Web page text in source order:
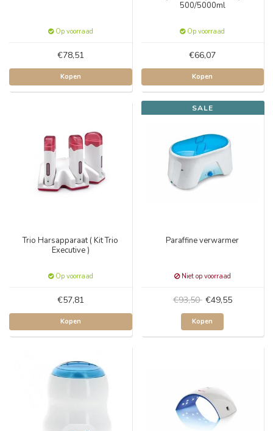
Op voorraad
€78,51
Kopen
500/5000ml
Op voorraad
€66,07
Kopen
Trio Harsapparaat ( Kit Trio
Executive )
Op voorraad
€57,81
Kopen
SALE
Paraffine verwarmer
Niet op voorraad
€93,50 €49,55
Kopen